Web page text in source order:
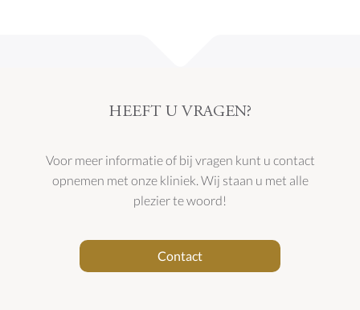
HEEFT U VRAGEN?
Voor meer informatie of bij vragen kunt u contact
opnemen met onze kliniek. Wij staan u met alle
plezier te woord!
Contact